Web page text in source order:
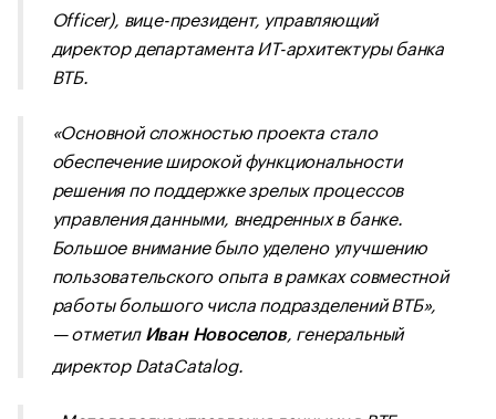
Officer), вице-президент, управляющий
директор департамента ИТ-архитектуры банка
ВТБ.
«Основной сложностью проекта стало
обеспечение широкой функциональности
решения по поддержке зрелых процессов
управления данными, внедренных в банке.
Большое внимание было уделено улучшению
пользовательского опыта в рамках совместной
работы большого числа подразделений ВТБ»,
— отметил Иван Новоселов, генеральный
директор DataCatalog.